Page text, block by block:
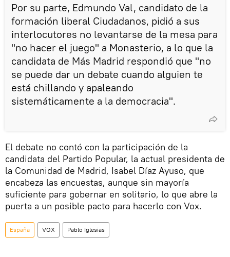
Por su parte, Edmundo Val, candidato de la
formación liberal Ciudadanos, pidió a sus
interlocutores no levantarse de la mesa para
"no hacer el juego" a Monasterio, a lo que la
candidata de Más Madrid respondió que "no
se puede dar un debate cuando alguien te
está chillando y apaleando
sistemáticamente a la democracia".
El debate no contó con la participación de la
candidata del Partido Popular, la actual presidenta de
la Comunidad de Madrid, Isabel Díaz Ayuso, que
encabeza las encuestas, aunque sin mayoría
suficiente para gobernar en solitario, lo que abre la
puerta a un posible pacto para hacerlo con Vox.
España VOX Pablo Iglesias